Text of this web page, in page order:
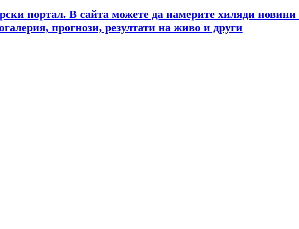
портал. В сайта можете да намерите хиляди новини
прогнози, резултати на живо и други